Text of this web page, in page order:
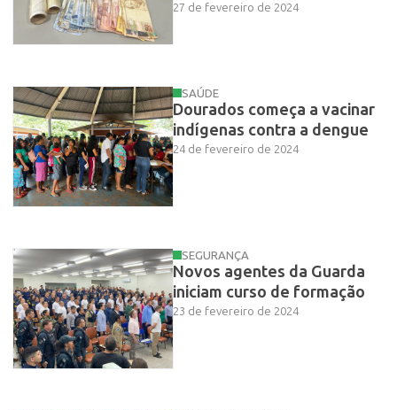
27 de fevereiro de 2024
SAÚDE
Dourados começa a vacinar
indígenas contra a dengue
24 de fevereiro de 2024
SEGURANÇA
Novos agentes da Guarda
iniciam curso de formação
23 de fevereiro de 2024